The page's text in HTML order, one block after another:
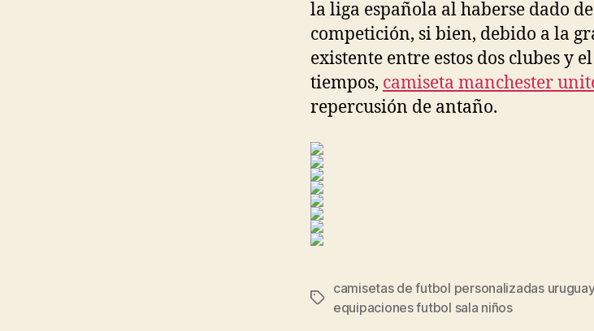
la liga española al haberse dado
competición, si bien, debido a la
existente entre estos dos clubes y
tiempos, camiseta manchester
repercusión de antaño.
Etiquetas
camisetas de futbol personalizadas uruguay
equipaciones futbol sala niños